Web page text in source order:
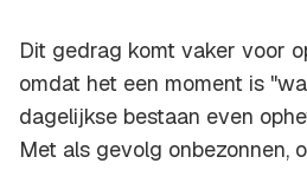
Dit gedrag komt vaker voor
omdat het een moment is
dagelijkse bestaan even
Met als gevolg onbezonnen,